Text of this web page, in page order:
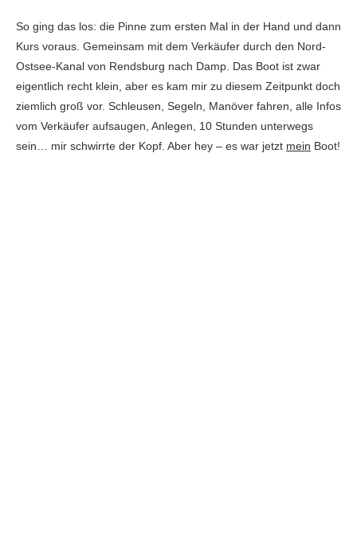
So ging das los: die Pinne zum ersten Mal in der Hand und dann
Kurs voraus. Gemeinsam mit dem Verkäufer durch den Nord-
Ostsee-Kanal von Rendsburg nach Damp. Das Boot ist zwar
eigentlich recht klein, aber es kam mir zu diesem Zeitpunkt doch
ziemlich groß vor. Schleusen, Segeln, Manöver fahren, alle Infos
vom Verkäufer aufsaugen, Anlegen, 10 Stunden unterwegs
sein… mir schwirrte der Kopf. Aber hey – es war jetzt mein Boot!